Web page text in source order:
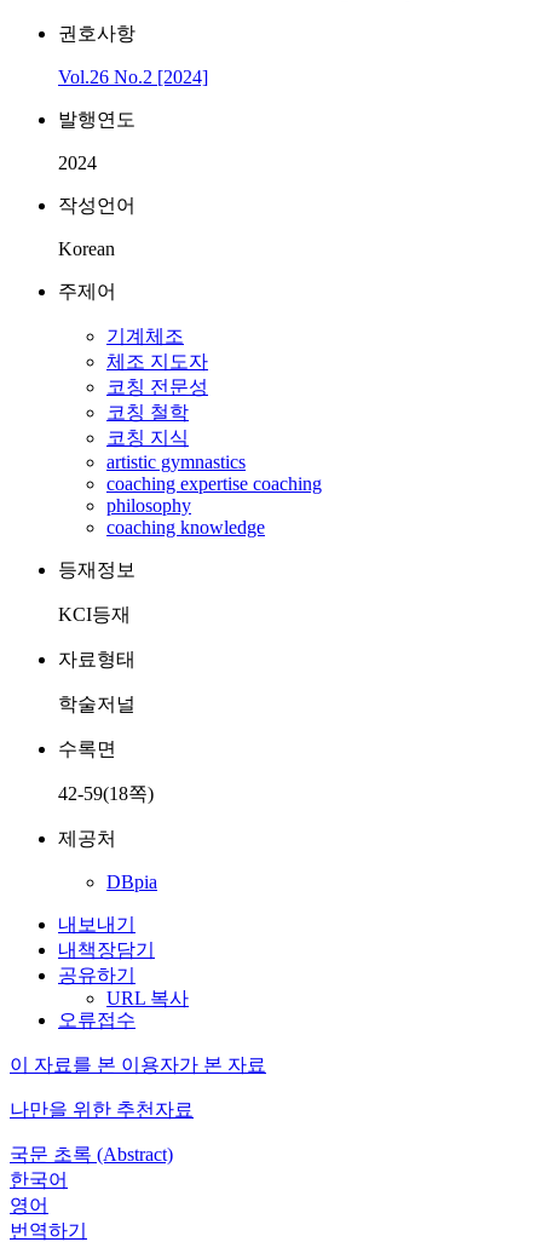
권호사항
Vol.26 No.2 [2024]
발행연도
2024
작성언어
Korean
주제어
기계체조
체조 지도자
코칭 전문성
코칭 철학
코칭 지식
artistic gymnastics
coaching expertise coaching
philosophy
coaching knowledge
등재정보
KCI등재
자료형태
학술저널
수록면
42-59(18쪽)
제공처
DBpia
내보내기
내책장담기
공유하기
URL 복사
오류접수
이 자료를 본 이용자가 본 자료
나만을 위한 추천자료
국문 초록 (Abstract)
한국어
영어
번역하기